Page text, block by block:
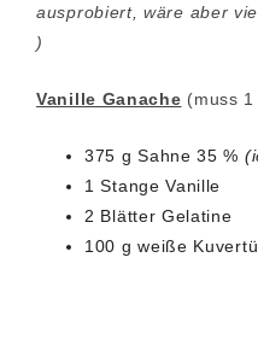
ausprobiert, wäre aber
)
Vanille Ganache (muss
375 g Sahne 35 %
1 Stange Vanille
2 Blätter Gelatine
100 g weiße